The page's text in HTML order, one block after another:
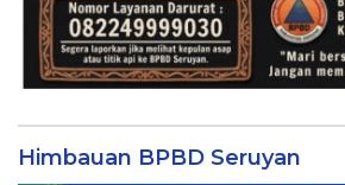
Himbauan BPBD Seruyan